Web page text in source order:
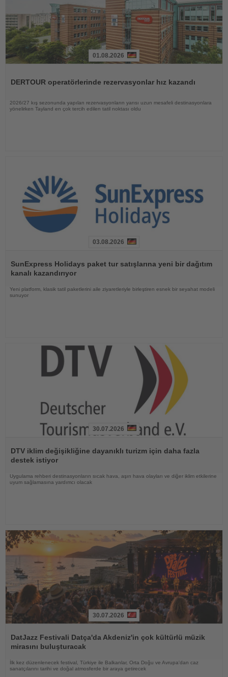
01.08.2026
DERTOUR operatörlerinde rezervasyonlar hız kazandı
2026/27 kış sezonunda yapılan rezervasyonların yarısı uzun mesafeli destinasyonlara
yönelirken Tayland en çok tercih edilen tatil noktası oldu
Oku
03.08.2026
SunExpress Holidays paket tur satışlarına yeni bir dağıtım
kanalı kazandırıyor
Yeni platform, klasik tatil paketlerini aile ziyaretleriyle birleştiren esnek bir seyahat modeli
sunuyor
Oku
30.07.2026
DTV iklim değişikliğine dayanıklı turizm için daha fazla
destek istiyor
Uygulama rehberi destinasyonların sıcak hava, aşırı hava olayları ve diğer iklim etkilerine
uyum sağlamasına yardımcı olacak
Oku
30.07.2026
DatJazz Festivali Datça'da Akdeniz'in çok kültürlü müzik
mirasını buluşturacak
İlk kez düzenlenecek festival, Türkiye ile Balkanlar, Orta Doğu ve Avrupa'dan caz
sanatçılarını tarihi ve doğal atmosferde bir araya getirecek